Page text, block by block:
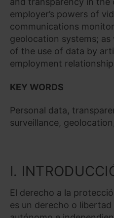
employer’s powers of
communications
geolocation systems;
of the use of data by
employment
KEY WORDS
Personal data,
surveillance,
I.
El derecho a la
es un derecho o